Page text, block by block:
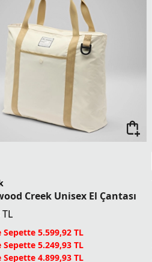
Creek Unisex El Çantası
TL
5.599,92 TL
5.249,93 TL
4.899,93 TL